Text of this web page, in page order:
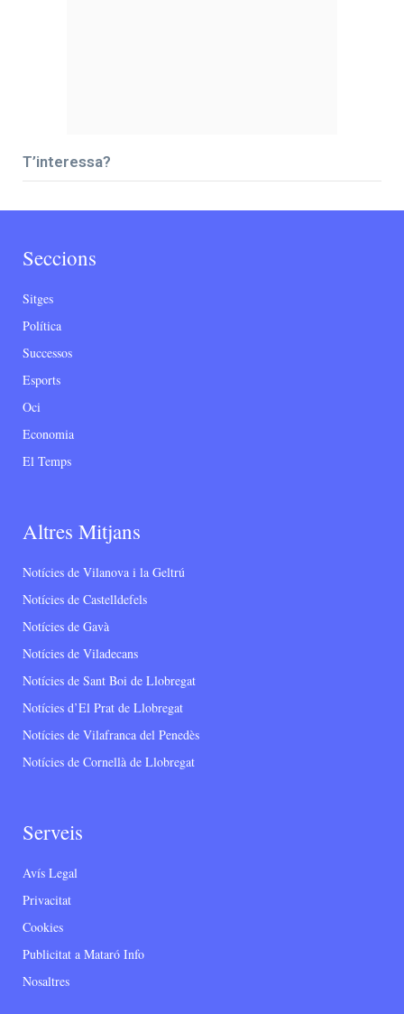
T’interessa?
Seccions
Sitges
Política
Successos
Esports
Oci
Economia
El Temps
Altres Mitjans
Notícies de Vilanova i la Geltrú
Notícies de Castelldefels
Notícies de Gavà
Notícies de Viladecans
Notícies de Sant Boi de Llobregat
Notícies d’El Prat de Llobregat
Notícies de Vilafranca del Penedès
Notícies de Cornellà de Llobregat
Serveis
Avís Legal
Privacitat
Cookies
Publicitat a Mataró Info
Nosaltres